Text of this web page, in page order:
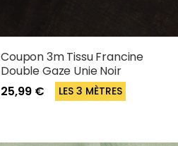
Coupon 3m Tissu Francine
Double Gaze Unie Noir
25,99 €
LES 3 MÈTRES